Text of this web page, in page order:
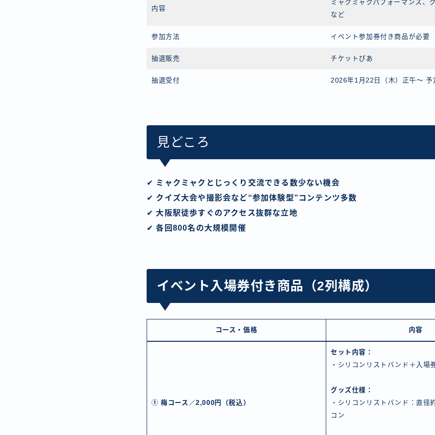
内容
ミャクミャクパフォーマンス、
など
参加方法 イベント参加券付き商品が必要
抽選販売 チケットぴあ
抽選受付 2026年1月22日（木）正午〜 予
見どころ
✔ ミャクミャクとじっくり交流できる数少ない機会
✔ クイズ大会や撮影会など“参加体験型”コンテンツ多数
✔大阪駅徒歩すぐのアクセス抜群な立地
✔各回800名の大規模開催
イベント入場券付き商品（2列構成）
コース・価格 内容
① 梅コース／2,000円（税込）
セット内容：
・シリコンリストバンド＋入場
グッズ仕様：
・シリコンリストバンド：直径
コン